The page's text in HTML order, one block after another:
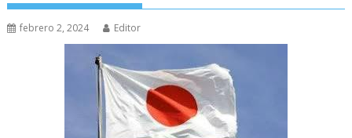
febrero 2, 2024 Editor